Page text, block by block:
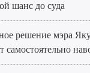
шанс до суда
решение мэра
самостоятельно